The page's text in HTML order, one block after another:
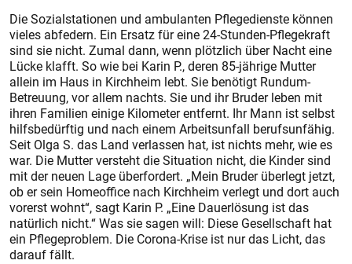
Die Sozialstationen und ambulanten Pflegedienste können
vieles abfedern. Ein Ersatz für eine 24-Stunden-Pflegekraft
sind sie nicht. Zumal dann, wenn plötzlich über Nacht eine
Lücke klafft. So wie bei Karin P., deren 85-jährige Mutter
allein im Haus in Kirchheim lebt. Sie benötigt Rundum-
Betreuung, vor allem nachts. Sie und ihr Bruder leben mit
ihren Familien einige Kilometer entfernt. Ihr Mann ist selbst
hilfsbedürftig und nach einem Arbeitsunfall berufsunfähig.
Seit Olga S. das Land verlassen hat, ist nichts mehr, wie es
war. Die Mutter versteht die Situation nicht, die Kinder sind
mit der neuen Lage überfordert. „Mein Bruder überlegt jetzt,
ob er sein Homeoffice nach Kirchheim verlegt und dort auch
vorerst wohnt“, sagt Karin P. „Eine Dauerlösung ist das
natürlich nicht.“ Was sie sagen will: Diese Gesellschaft hat
ein Pflegeproblem. Die Corona-Krise ist nur das Licht, das
darauf fällt.